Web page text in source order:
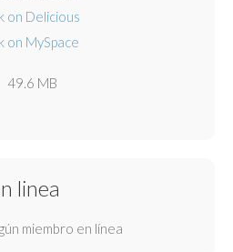
49.6 MB
linea
miembro en línea